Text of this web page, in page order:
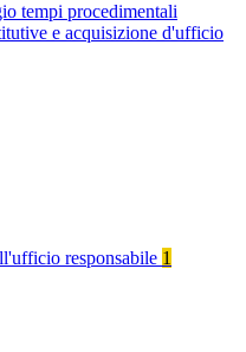
tempi procedimentali
e acquisizione d'ufficio
responsabile 1